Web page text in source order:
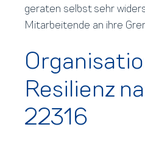
geraten selbst sehr
Mitarbeitende an ihre
Resilienz
22316